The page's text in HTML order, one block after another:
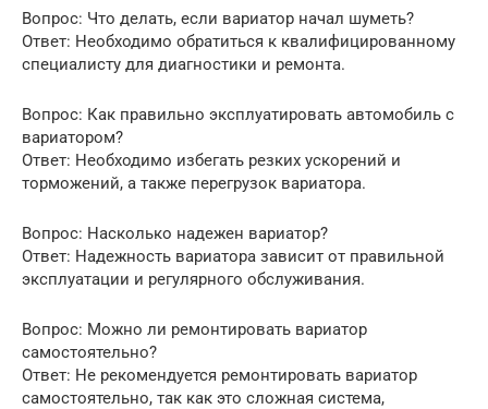
Вопрос: Что делать, если вариатор начал шуметь?
Ответ: Необходимо обратиться к квалифицированному
специалисту для диагностики и ремонта.
Вопрос: Как правильно эксплуатировать автомобиль с
вариатором?
Ответ: Необходимо избегать резких ускорений и
торможений, а также перегрузок вариатора.
Вопрос: Насколько надежен вариатор?
Ответ: Надежность вариатора зависит от правильной
эксплуатации и регулярного обслуживания.
Вопрос: Можно ли ремонтировать вариатор
самостоятельно?
Ответ: Не рекомендуется ремонтировать вариатор
самостоятельно, так как это сложная система,